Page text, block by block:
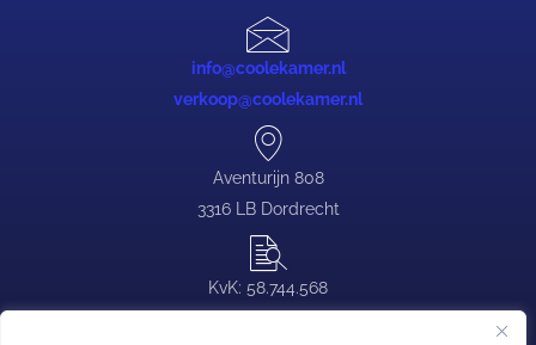
info@coolekamer.nl
verkoop@coolekamer.nl
Aventurijn 808
3316 LB Dordrecht
KvK: 58.744.568